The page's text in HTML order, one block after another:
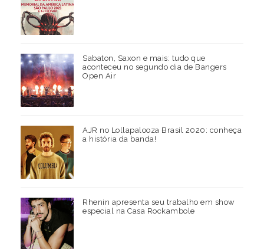
Sabaton, Saxon e mais: tudo que
aconteceu no segundo dia de Bangers
Open Air
AJR no Lollapalooza Brasil 2020: conheça
a história da banda!
Rhenin apresenta seu trabalho em show
especial na Casa Rockambole